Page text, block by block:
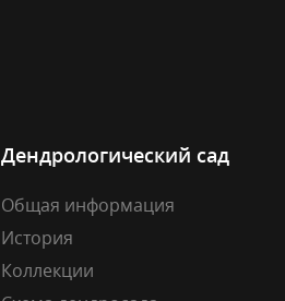
Дендрологический сад
Общая информация
История
Коллекции